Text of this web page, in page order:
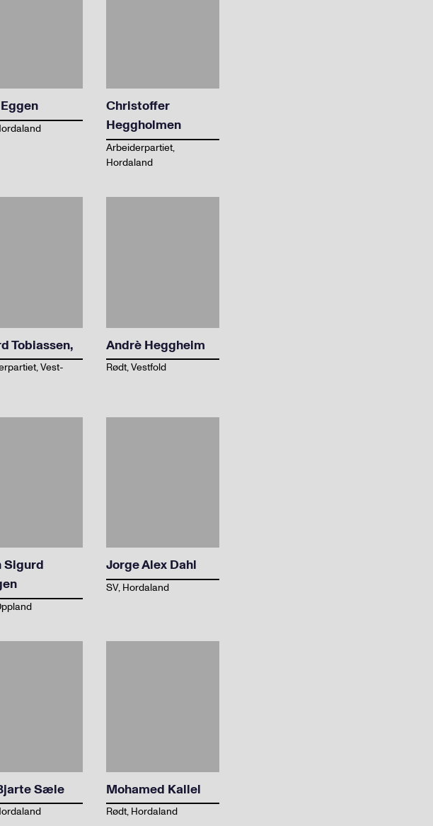
Christoffer
Heggholmen
Arbeiderpartiet,
Hordaland
Tobiassen,
Vest-
Andrè Heggheim
Rødt, Vestfold
Sigurd
Jorge Alex Dahl
SV, Hordaland
Sæle Mohamed Kallel
Rødt, Hordaland